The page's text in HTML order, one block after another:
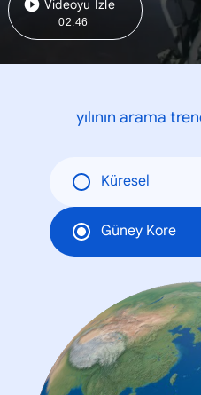
Videoyu İzle
02:46
yılının arama
Küresel
Güney Kore